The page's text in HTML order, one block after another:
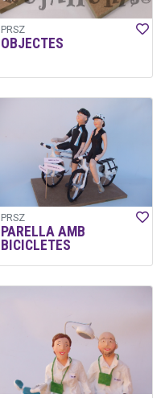
PRSZ
OBJECTES
PRSZ
PARELLA AMB
BICICLETES